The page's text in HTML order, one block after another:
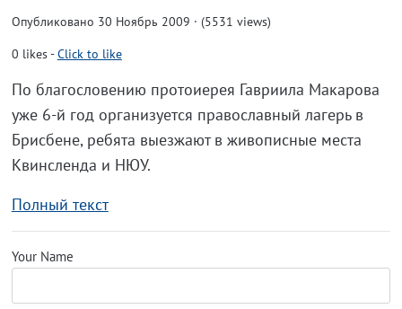
Опубликовано 30 Ноябрь 2009 · (5531 views)
0 likes-Click to like
По благословению протоиерея Гавриила Макарова
уже 6-й год организуется православный лагерь в
Брисбене, ребята выезжают в живописные места
Квинсленда и НЮУ.
Полный текст
Your Name